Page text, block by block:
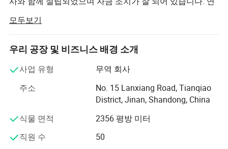
저희 회사는 산둥 성 진안시에 위치해 있습니다. Rizhao
Steel, Jinan Steel, Laiwu Steel, Handan Iron and Steel,
Anyan Iron and Steel, Maanshan Iron and Steel 및 기타 국
내 대형 철강업체와 전략적 제휴를 맺었습니다. Zunkai는
유하고 있습니다. 그리고 우리의 재고가 항상 10,000톤 이
이 회사는 주로 PPGI, 아연 도금 강, 지붕재, AFP 갈발륨 강,
스테인리스 강, 강철 파이프, H-빔, I-빔, 각도, 채널, 평강, 둥
모두보기
우리 공장 및 비즈니스 배경 소개
사업 유형
무역 회사
주소
No. 15 Lanxiang Road, Tianqiao
District, Jinan, Shandong, China
식물 면적
2356 평방 미터
직원 수
50